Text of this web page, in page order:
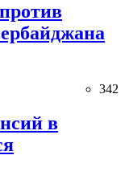
342
в